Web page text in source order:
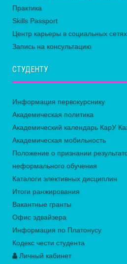
Практика
Skills Passport
Центр карьеры в социальных сетях
Запись на консультацию
СТУДЕНТУ
Информация первокурснику
Академическая политика
Академический календарь КарУ
Академическая мобильность
Положение о признании
неформального обучения
Каталоги элективных дисциплин
Итоги ранжирования
Вакантные гранты
Офис эдвайзера
Информация по Платонусу
Кодекс чести студента
Личный кабинет